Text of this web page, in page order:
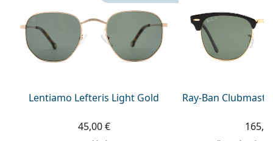
Lentiamo Lefteris Light Gold
45,00 €
Ray-Ban